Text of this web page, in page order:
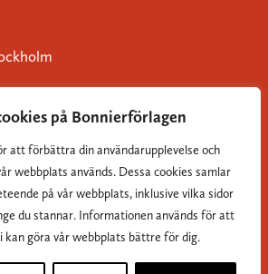
på Bonnierförlagen
att förbättra din användarupplevelse och
webbplats används. Dessa cookies samlar
på vår webbplats, inklusive vilka sidor
du stannar. Informationen används för att
kan göra vår webbplats bättre för dig.
Om Bonnierförlagen
Cookies
Integritetspolicy